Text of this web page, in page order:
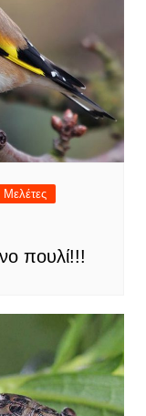
Μελέτες
πουλί!!!